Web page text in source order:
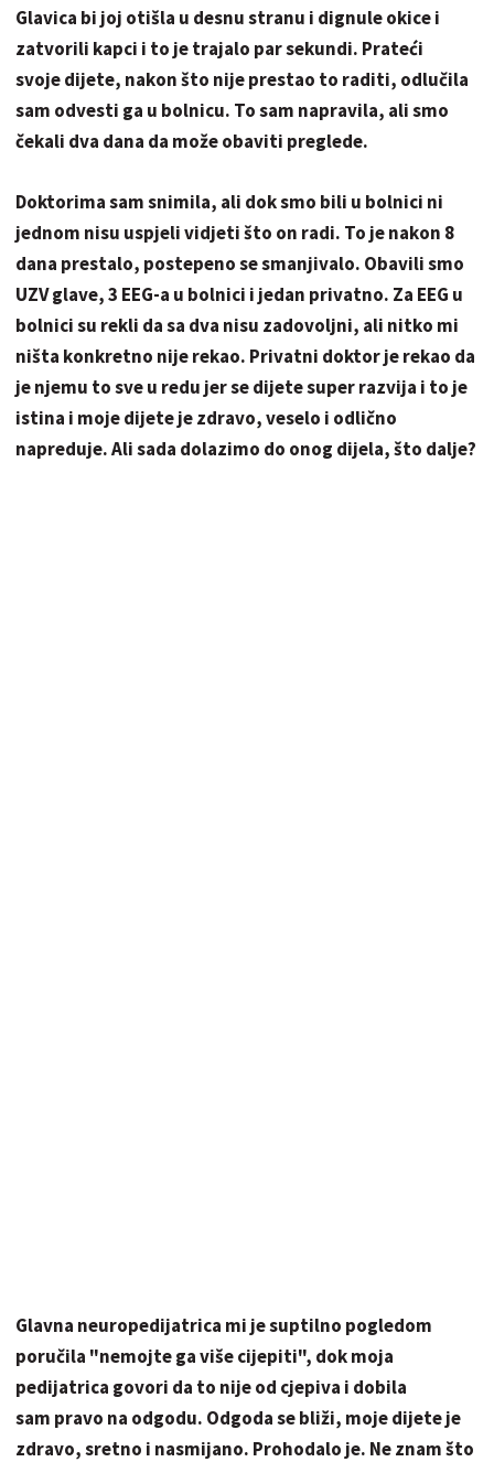
Glavica bi joj otišla u desnu stranu i dignule okice i
zatvorili kapci i to je trajalo par sekundi. Prateći
svoje dijete, nakon što nije prestao to raditi, odlučila
sam odvesti ga u bolnicu. To sam napravila, ali smo
čekali dva dana da može obaviti preglede.
Doktorima sam snimila, ali dok smo bili u bolnici ni
jednom nisu uspjeli vidjeti što on radi. To je nakon 8
dana prestalo, postepeno se smanjivalo. Obavili smo
UZV glave, 3 EEG-a u bolnici i jedan privatno. Za EEG u
bolnici su rekli da sa dva nisu zadovoljni, ali nitko mi
ništa konkretno nije rekao. Privatni doktor je rekao da
je njemu to sve u redu jer se dijete super razvija i to je
istina i moje dijete je zdravo, veselo i odlično
napreduje. Ali sada dolazimo do onog dijela, što dalje?
Glavna neuropedijatrica mi je suptilno pogledom
poručila "nemojte ga više cijepiti", dok moja
pedijatrica govori da to nije od cjepiva i dobila
sam pravo na odgodu. Odgoda se bliži, moje dijete je
zdravo, sretno i nasmijano. Prohodalo je. Ne znam što